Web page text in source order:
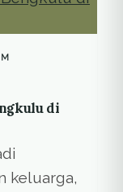
di
keluarga,